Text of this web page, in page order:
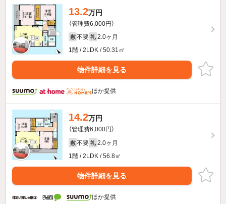
13.2万円
（管理費6,000円）
敷 不要 礼 2.0ヶ月
1階 / 2LDK / 50.31㎡
物件詳細を見る
ほか提供
14.2万円
（管理費6,000円）
敷 不要 礼 2.0ヶ月
1階 / 2LDK / 56.8㎡
物件詳細を見る
ほか提供